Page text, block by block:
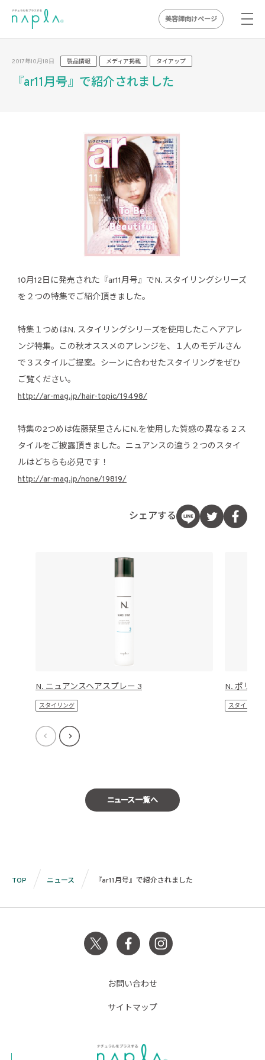
content
美容師向けページ
2017年10月18日 製品情報 メディア掲載 タイアップ
『ar11月号』で紹介されました
10月12日に発売された『ar11月号』でN. スタイリングシリーズ
を２つの特集でご紹介頂きました。
特集１つめはN. スタイリングシリーズを使用したこヘアアレ
ンジ特集。この秋オススメのアレンジを、１人のモデルさん
で３スタイルご提案。シーンに合わせたスタイリングをぜひ
ご覧ください。
http://ar-mag.jp/hair-topic/19498/
特集の2つめは佐藤栞里さんにN.を使用した質感の異なる２ス
タイルをご披露頂きました。ニュアンスの違う２つのスタイ
ルはどちらも必見です！
http://ar-mag.jp/none/19819/
シェアする
N. ニュアンスヘアスプレー 3
スタイリング
N. ポリッ
スタイリング
ニュース一覧へ
TOP ニュース 『ar11月号』で紹介されました
お問い合わせ
サイトマップ